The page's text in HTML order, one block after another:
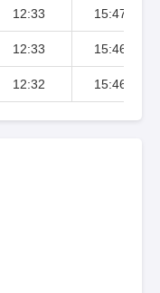
12:33 15:47
12:33 15:46
12:32 15:46